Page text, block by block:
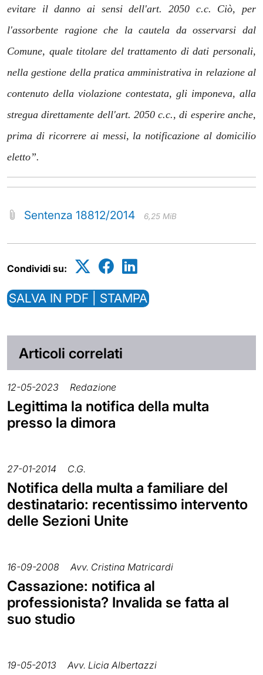
evitare il danno ai sensi dell'art. 2050 c.c. Ciò, per
l'assorbente ragione che la cautela da osservarsi dal
Comune, quale titolare del trattamento di dati personali,
nella gestione della pratica amministrativa in relazione al
contenuto della violazione contestata, gli imponeva, alla
stregua direttamente dell'art. 2050 c.c., di esperire anche,
prima di ricorrere ai messi, la notificazione al domicilio
eletto”.
Sentenza 18812/2014 6,25 MiB
Condividi su:
SALVA IN PDF | STAMPA
Articoli correlati
12-05-2023 Redazione
Legittima la notifica della multa
presso la dimora
27-01-2014 C.G.
Notifica della multa a familiare del
destinatario: recentissimo intervento
delle Sezioni Unite
16-09-2008 Avv. Cristina Matricardi
Cassazione: notifica al
professionista? Invalida se fatta al
suo studio
19-05-2013 Avv. Licia Albertazzi